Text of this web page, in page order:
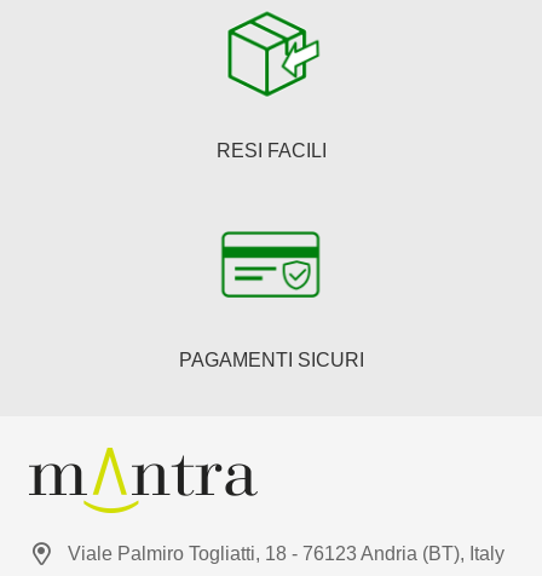
RESI FACILI
PAGAMENTI SICURI
Viale Palmiro Togliatti, 18 - 76123 Andria (BT), Italy